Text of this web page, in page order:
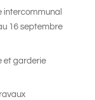
intercommunal
16 septembre
et garderie